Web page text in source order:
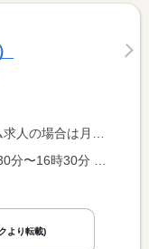
合は時間額を表示しています。
より転載)